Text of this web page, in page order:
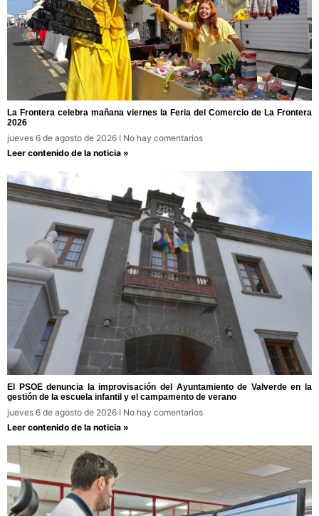
La Frontera celebra mañana viernes la Feria del Comercio de La Frontera
2026
jueves 6 de agosto de 2026
No hay comentarios
Leer contenido de la noticia »
El PSOE denuncia la improvisación del Ayuntamiento de Valverde en la
gestión de la escuela infantil y el campamento de verano
jueves 6 de agosto de 2026
No hay comentarios
Leer contenido de la noticia »